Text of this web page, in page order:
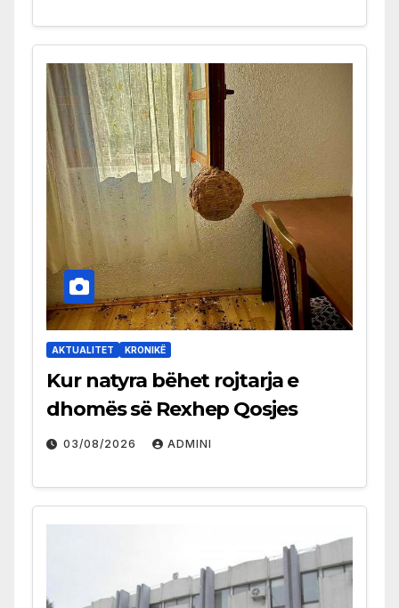
AKTUALITET KRONIKË
Kur natyra bëhet rojtarja e
dhomës së Rexhep Qosjes
03/08/2026 ADMINI